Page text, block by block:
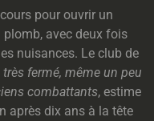
pour ouvrir un
plomb, avec deux fois
nuisances. Le club de
très fermé, même un peu
combattants, estime
après dix ans à la tête